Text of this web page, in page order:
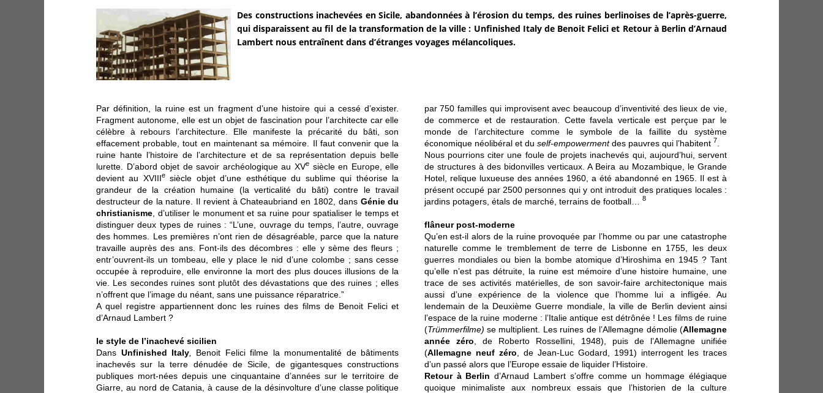
Des constructions inachevées en Sicile, abandonnées à l’érosion du temps, des ruines berlinoises de l’après-guerre,
qui disparaissent au fil de la transformation de la ville : Unfinished Italy de Benoit Felici et Retour à Berlin d’Arnaud
Lambert nous entraînent dans d’étranges voyages mélancoliques.
Par définition, la ruine est un fragment d’une histoire qui a cessé d’exister.
Fragment autonome, elle est un objet de fascination pour l’architecte car elle
célèbre à rebours l’architecture. Elle manifeste la précarité du bâti, son
effacement probable, tout en maintenant sa mémoire. Il faut convenir que la
ruine hante l’histoire de l’architecture et de sa représentation depuis belle
lurette. D’abord objet de savoir archéologique au XVe siècle en Europe, elle
devient au XVIIIesiècle objet d’une esthétique du sublime qui théorise la
grandeur de la création humaine (la verticalité du bâti) contre le travail
destructeur de la nature. Il revient à Chateaubriand en 1802, dans Génie du
christianisme , d’utiliser le monument et sa ruine pour spatialiser le temps et
distinguer deux types de ruines : “L’une, ouvrage du temps, l’autre, ouvrage
des hommes. Les premières n’ont rien de désagréable, parce que la nature
travaille auprès des ans. Font-ils des décombres : elle y sème des fleurs ;
entr’ouvrent-ils un tombeau, elle y place le nid d’une colombe ; sans cesse
occupée à reproduire, elle environne la mort des plus douces illusions de la
vie. Les secondes ruines sont plutôt des dévastations que des ruines ; elles
n’offrent que l’image du néant, sans une puissance réparatrice.”
A quel registre appartiennent donc les ruines des films de Benoit Felici et
d’Arnaud Lambert ?
le style de l’inachevé sicilien
Dans Unfinished Italy
Benoit Felici filme la monumentalité de bâtiments
inachevés sur la terre dénudée de Sicile, de gigantesques constructions
publiques mort-nées depuis une cinquantaine d’années sur le territoire de
Giarre, au nord de Catania, à cause de la désinvolture d’une classe politique
par 750 familles qui improvisent avec beaucoup d’inventivité des lieux de vie,
de commerce et de restauration. Cette favela verticale est perçue par le
monde de l’architecture comme le symbole de la faillite du système
économique néolibéral et du self-empowermentdes pauvres qui l’habitent 7
Nous pourrions citer une foule de projets inachevés qui, aujourd’hui, servent
de structures à des bidonvilles verticaux. A Beira au Mozambique, le Grande
Hotel, relique luxueuse des années 1960, a été abandonné en 1965. Il est à
présent occupé par 2500 personnes qui y ont introduit des pratiques locales :
jardins potagers, étals de marché, terrains de football…
8
flâneur post-moderne
Qu’en est-il alors de la ruine provoquée par l’homme ou par une catastrophe
naturelle comme le tremblement de terre de Lisbonne en 1755, les deux
guerres mondiales ou bien la bombe atomique d’Hiroshima en 1945 ? Tant
qu’elle n’est pas détruite, la ruine est mémoire d’une histoire humaine, une
trace de ses activités matérielles, de son savoir-faire architectonique mais
aussi d’une expérience de la violence que l’homme lui a infligée. Au
lendemain de la Deuxième Guerre mondiale, la ville de Berlin devient ainsi
l’espace de la ruine moderne : l’Italie antique est détrônée ! Les films de ruine
(Trümmerfilme)se multiplient. Les ruines de l’Allemagne démolie (Allemagne
année zéro , de Roberto Rossellini, 1948), puis de l’Allemagne unifiée
(Allemagne neuf zéro , de Jean-Luc Godard, 1991) interrogent les traces
d’un passé alors que l’Europe essaie de liquider l’Histoire.
Retour à Berlin d’Arnaud Lambert s’offre comme un hommage élégiaque
quoique minimaliste aux nombreux essais que l’historien de la culture